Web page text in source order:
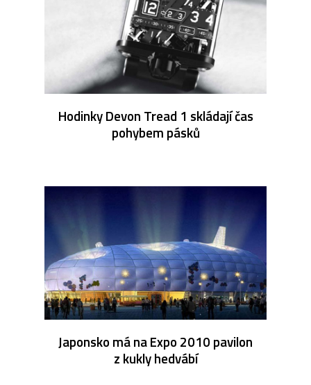
Hodinky Devon Tread 1 skládají čas
pohybem pásků
Japonsko má na Expo 2010 pavilon
z kukly hedvábí